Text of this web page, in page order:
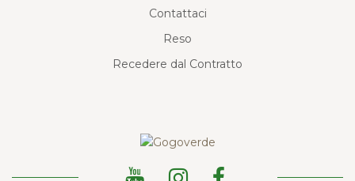
Contattaci
Reso
Recedere dal Contratto